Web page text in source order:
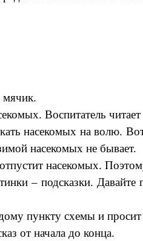
мячик.
Воспитатель
насекомых на
насекомых не бывает.
насекомых.
– подсказки.
пункту схемы и
от начала до конца.